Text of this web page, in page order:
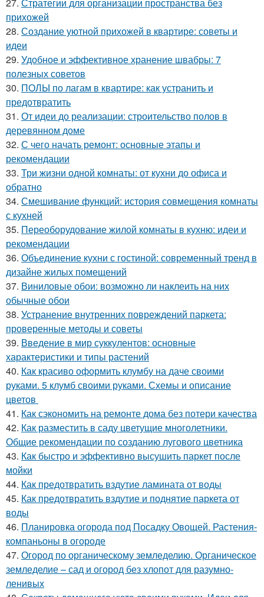
прихожей
28. Создание уютной прихожей в квартире: советы и
идеи
29. Удобное и эффективное хранение швабры: 7
полезных советов
30. ПОЛЫ по лагам в квартире: как устранить и
предотвратить
31. От идеи до реализации: строительство полов в
деревянном доме
32. С чего начать ремонт: основные этапы и
рекомендации
33. Три жизни одной комнаты: от кухни до офиса и
обратно
34. Смешивание функций: история совмещения комнаты
с кухней
35. Переоборудование жилой комнаты в кухню: идеи и
рекомендации
36. Объединение кухни с гостиной: современный тренд в
дизайне жилых помещений
37. Виниловые обои: возможно ли наклеить на них
обычные обои
38. Устранение внутренних повреждений паркета:
проверенные методы и советы
39. Введение в мир суккулентов: основные
характеристики и типы растений
40. Как красиво оформить клумбу на даче своими
руками. 5 клумб своими руками. Схемы и описание
цветов
41. Как сэкономить на ремонте дома без потери качества
42. Как разместить в саду цветущие многолетники.
Общие рекомендации по созданию лугового цветника
43. Как быстро и эффективно высушить паркет после
мойки
44. Как предотвратить вздутие ламината от воды
45. Как предотвратить вздутие и поднятие паркета от
воды
46. Планировка огорода под Посадку Овощей. Растения-
компаньоны в огороде
47. Огород по органическому земледелию. Органическое
земледелие – сад и огород без хлопот для разумно-
ленивых